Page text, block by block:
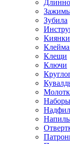
Зубила
Киянки
Клещи
Ключи